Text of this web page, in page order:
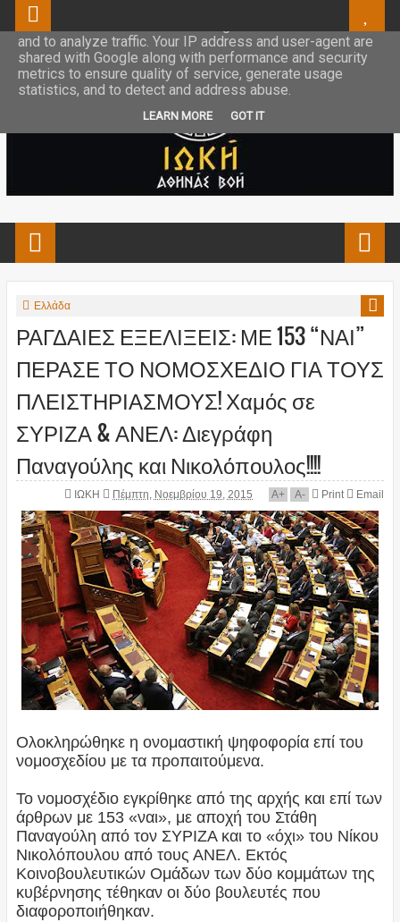
Ελλάδα
ΡΑΓΔΑΙΕΣ ΕΞΕΛΙΞΕΙΣ: ΜΕ 153 “ΝΑΙ”
ΠΕΡΑΣΕ ΤΟ ΝΟΜΟΣΧΕΔΙΟ ΓΙΑ ΤΟΥΣ
ΠΛΕΙΣΤΗΡΙΑΣΜΟΥΣ! Χαμός σε
ΣΥΡΙΖΑ & ΑΝΕΛ: Διεγράφη
Παναγούλης και Νικολόπουλος!!!!
ΙΩΚΗ Πέμπτη, Νοεμβρίου 19, 2015 A+ A- Print Email
Ολοκληρώθηκε η ονομαστική ψηφοφορία επί του
νομοσχεδίου με τα προπαιτούμενα.
Το νομοσχέδιο εγκρίθηκε από της αρχής και επί των
άρθρων με 153 «ναι», με αποχή του Στάθη
Παναγούλη από τον ΣΥΡΙΖΑ και το «όχι» του Νίκου
Νικολόπουλου από τους ΑΝΕΛ. Εκτός
Κοινοβουλευτικών Ομάδων των δύο κομμάτων της
κυβέρνησης τέθηκαν οι δύο βουλευτές που
διαφοροποιήθηκαν.
This site uses cookies from Google to deliver its services
and to analyze traffic. Your IP address and user-agent are
shared with Google along with performance and security
metrics to ensure quality of service, generate usage
statistics, and to detect and address abuse.
LEARN MORE GOT IT